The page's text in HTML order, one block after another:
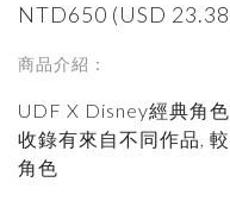
NTD650 (USD
商品介紹：
UDF X Disney經典角
收錄有來自不同作品,
角色